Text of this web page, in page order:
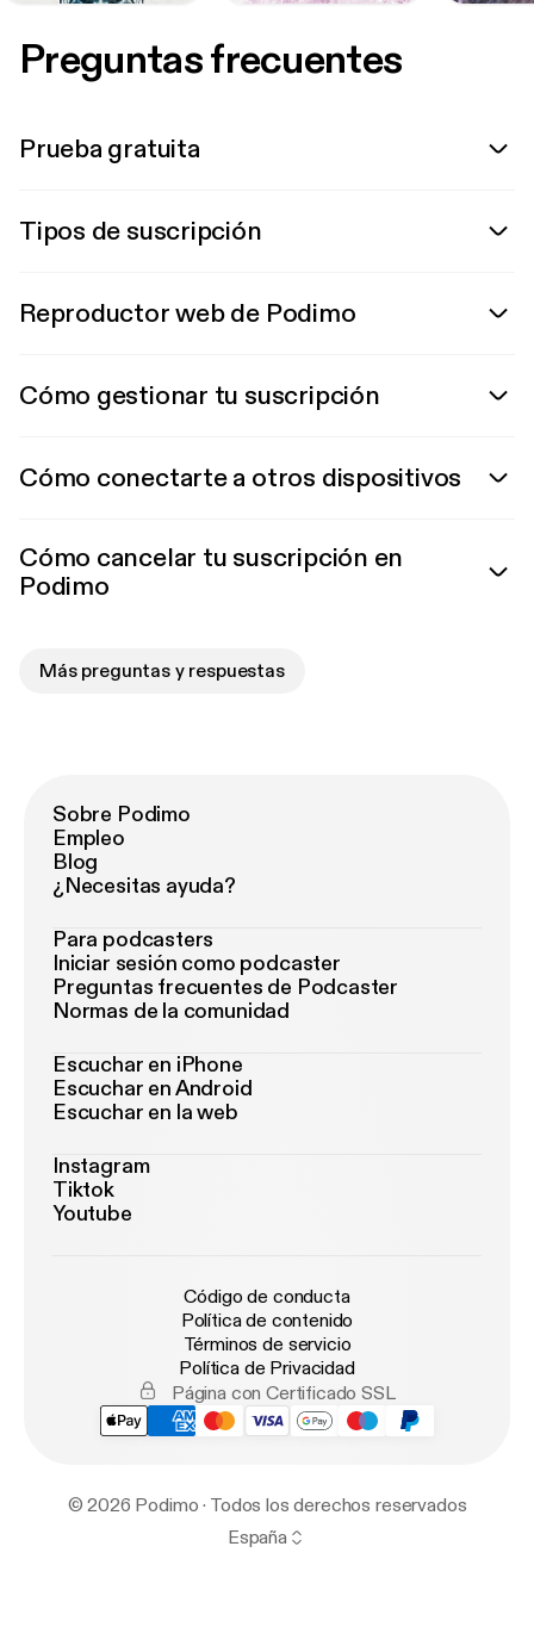
Preguntas frecuentes
Prueba gratuita
Tipos de suscripción
Reproductor web de Podimo
Cómo gestionar tu suscripción
Cómo conectarte a otros dispositivos
Cómo cancelar tu suscripción en
Podimo
Más preguntas y respuestas
Sobre Podimo
Empleo
Blog
¿Necesitas ayuda?
Para podcasters
Iniciar sesión como podcaster
Preguntas frecuentes de Podcaster
Normas de la comunidad
Escuchar en iPhone
Escuchar en Android
Escuchar en la web
Instagram
Tiktok
Youtube
Código de conducta
Política de contenido
Términos de servicio
Política de Privacidad
Página con Certificado SSL
© 2026 Podimo · Todos los derechos reservados
España